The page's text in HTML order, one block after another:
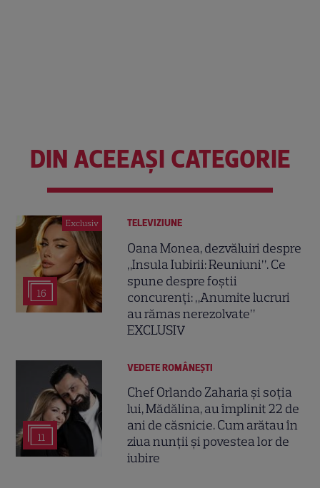
DIN ACEEAȘI CATEGORIE
Exclusiv
16
TELEVIZIUNE
Oana Monea, dezvăluiri despre
„Insula Iubirii: Reuniuni”. Ce
spune despre foștii
concurenți: „Anumite lucruri
au rămas nerezolvate”
EXCLUSIV
11
VEDETE ROMÂNEŞTI
Chef Orlando Zaharia și soția
lui, Mădălina, au împlinit 22 de
ani de căsnicie. Cum arătau în
ziua nunții și povestea lor de
iubire